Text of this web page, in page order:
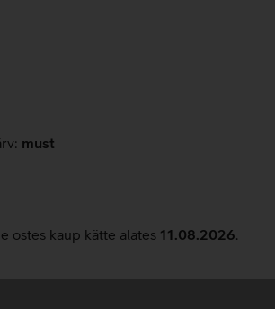
must
ostes kaup kätte alates 11.08.2026